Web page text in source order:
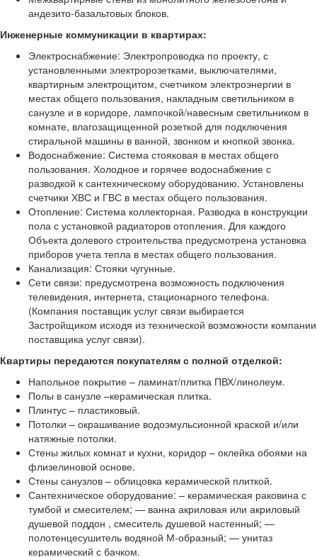
андезито-базальтовых блоков.
Инженерные коммуникации в квартирах:
Электроснабжение: Электропроводка по проекту, с
установленными электророзетками, выключателями,
квартирным электрощитом, счетчиком электроэнергии в
местах общего пользования, накладным светильником в
санузле и в коридоре, лампочкой/навесным светильником в
комнате, влагозащищенной розеткой для подключения
стиральной машины в ванной, звонком и кнопкой звонка.
Водоснабжение: Система стояковая в местах общего
пользования. Холодное и горячее водоснабжение с
разводкой к сантехническому оборудованию. Установлены
счетчики ХВС и ГВС в местах общего пользования.
Отопление: Система коллекторная. Разводка в конструкции
пола с установкой радиаторов отопления. Для каждого
Объекта долевого строительства предусмотрена установка
приборов учета тепла в местах общего пользования.
Канализация: Стояки чугунные.
Сети связи: предусмотрена возможность подключения
телевидения, интернета, стационарного телефона.
(Компания поставщик услуг связи выбирается
Застройщиком исходя из технической возможности компании
поставщика услуг связи).
Квартиры передаются покупателям с полной отделкой:
Напольное покрытие – ламинат/плитка ПВХ/линолеум.
Полы в санузле –керамическая плитка.
Плинтус – пластиковый.
Потолки – окрашивание водоэмульсионной краской и/или
натяжные потолки.
Стены жилых комнат и кухни, коридор – оклейка обоями на
флизелиновой основе.
Стены санузлов – облицовка керамической плиткой.
Сантехническое оборудование: – керамическая раковина с
тумбой и смесителем; — ванна акриловая или акриловый
душевой поддон , смеситель душевой настенный; —
полотенцесушитель водяной М-образный; — унитаз
керамический с бачком.